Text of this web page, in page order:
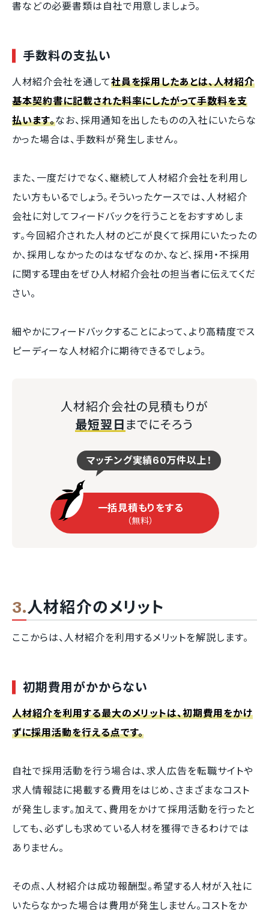
書などの必要書類は自社で用意しましょう。
手数料の支払い
人材紹介会社を通して社員を採用したあとは、人材紹介
基本契約書に記載された料率にしたがって手数料を支
払います。なお、採用通知を出したものの入社にいたらな
かった場合は、手数料が発生しません。
また、一度だけでなく、継続して人材紹介会社を利用し
たい方もいるでしょう。そういったケースでは、人材紹介
会社に対してフィードバックを行うことをおすすめしま
す。今回紹介された人材のどこが良くて採用にいたったの
か、採用しなかったのはなぜなのか、など、採用・不採用
に関する理由をぜひ人材紹介会社の担当者に伝えてくだ
さい。
細やかにフィードバックすることによって、より高精度でス
ピーディーな人材紹介に期待できるでしょう。
人材紹介会社の見積もりが
最短翌日 までにそろう
マッチング実績60万件以上！
一括見積もりをする
（無料）
人材紹介のメリット
ここからは、人材紹介を利用するメリットを解説します。
初期費用がかからない
人材紹介を利用する最大のメリットは、初期費用をかけ
ずに採用活動を行える点です。
自社で採用活動を行う場合は、求人広告を転職サイトや
求人情報誌に掲載する費用をはじめ、さまざまなコスト
が発生します。加えて、費用をかけて採用活動を行ったと
しても、必ずしも求めている人材を獲得できるわけでは
ありません。
その点、人材紹介は成功報酬型。希望する人材が入社に
いたらなかった場合は費用が発生しません。コストをか